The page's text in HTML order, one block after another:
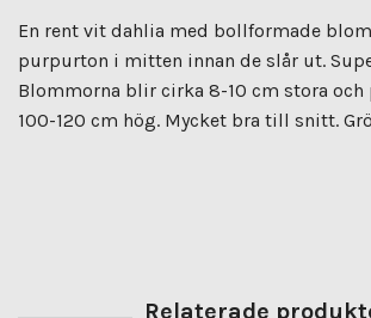
En rent vit dahlia med bollformade
purpurton i mitten innan de slår ut.
Blommorna blir cirka 8-10 cm stora
100-120 cm hög. Mycket bra till snitt.